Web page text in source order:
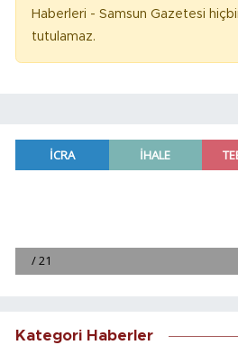
Haberleri - Samsun Gazetesi
tutulamaz.
Kategori Haberler